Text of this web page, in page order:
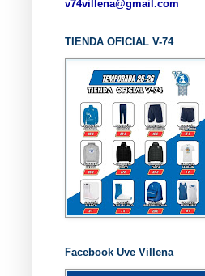
v74villena@gmail.com
TIENDA OFICIAL V-74
Facebook Uve Villena